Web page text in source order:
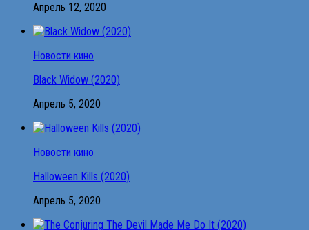
Апрель 12, 2020
Новости кино
Black Widow (2020)
Апрель 5, 2020
Новости кино
Halloween Kills (2020)
Апрель 5, 2020